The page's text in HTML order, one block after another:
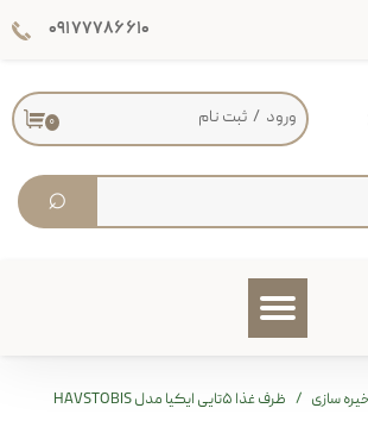
⌕
۰۹۱۷۷۷۸۶۶۱۰
۰ ورود / ثبت نام
سازی ظرف غذا ۵تایی ایکیا مدل HAVSTOBIS